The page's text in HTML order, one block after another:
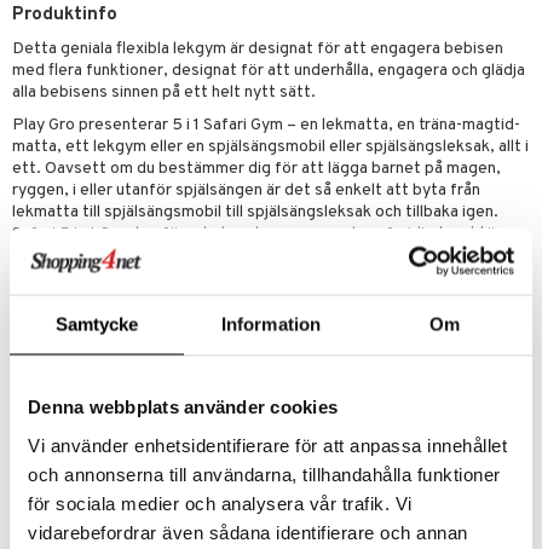
Samtycke Information Om
Denna webbplats använder cookies
Vi använder enhetsidentifierare för att anpassa innehållet
och annonserna till användarna, tillhandahålla funktioner
för sociala medier och analysera vår trafik. Vi
vidarebefordrar även sådana identifierare och annan
Produktinfo
Detta geniala flexibla lekgym är designat för att engagera bebisen
med flera funktioner, designat för att underhålla, engagera och glädja
alla bebisens sinnen på ett helt nytt sätt.
Play Gro presenterar 5 i 1 Safari Gym – en lekmatta, en träna-magtid-
matta, ett lekgym eller en spjälsängsmobil eller spjälsängsleksak, allt i
ett. Oavsett om du bestämmer dig för att lägga barnet på magen,
ryggen, i eller utanför spjälsängen är det så enkelt att byta från
lekmatta till spjälsängsmobil till spjälsängsleksak och tillbaka igen.
Safari 5 in 1 Gym har färgglada och engagerande safaridjurkaraktärer,
alla med unika strukturer och funktioner, vilket säkerställer att barnet
tränar samtidigt som det underhålls i timmar.
Övrigt
Artikelnr
TPG49-1-XX
Lägsta pris senaste 30 dagarna: 499 kr
Zhu Pets
Dollhouse
Friends
Barn
Love
Prinsessor
Gris
Potter
Kitty
Mu
Bluey
Classic
Creator
Disney
Disney Princess
DUPLO
Friends
Minecraft
Ninjago
Speed Champions
Spidey
& Köksredskap
leksaker
spel